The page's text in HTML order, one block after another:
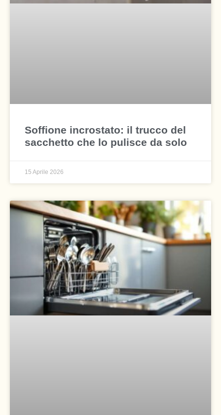
Soffione incrostato: il trucco del
sacchetto che lo pulisce da solo
15 Aprile 2026